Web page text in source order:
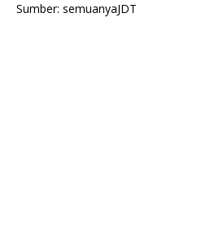
Sumber: semuanyaJDT